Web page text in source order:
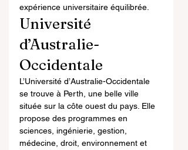
expérience universitaire équilibrée.
Université
d’Australie-
Occidentale
L’Université d’Australie-Occidentale
se trouve à Perth, une belle ville
située sur la côte ouest du pays. Elle
propose des programmes en
sciences, ingénierie, gestion,
médecine, droit, environnement et